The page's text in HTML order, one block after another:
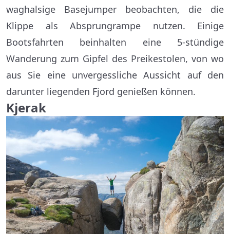
waghalsige Basejumper beobachten, die die
Klippe als Absprungrampe nutzen. Einige
Bootsfahrten beinhalten eine 5-stündige
Wanderung zum Gipfel des Preikestolen, von wo
aus Sie eine unvergessliche Aussicht auf den
darunter liegenden Fjord genießen können.
Kjerak